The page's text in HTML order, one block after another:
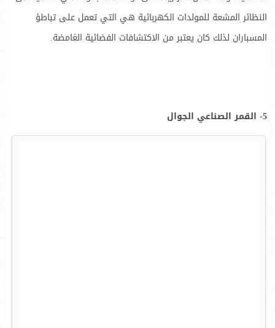
النظائر المشعة للمولدات الكهربائية هي التي تعمل على تباطؤ
المسباران لذلك كان يعتبر من الاكتشافات الفضائية الغامضة.
5- القمر الصناعي الجوال